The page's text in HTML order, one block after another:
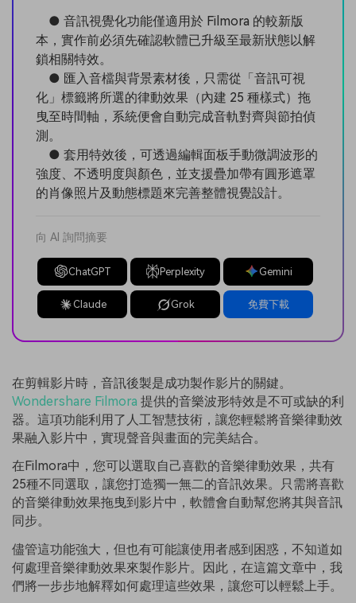
● 音訊視覺化功能僅適用於 Filmora 的較新版
本，實作前必須先確認軟體已升級至最新狀態以解
鎖相關特效。
● 匯入音檔與背景素材後，只需從「音訊可視
化」標籤將所選的律動效果（內建 25 種樣式）拖
曳至時間軸，系統便會自動完成音軌對齊與節拍偵
測。
● 套用特效後，可透過編輯面板手動微調波形的
強度、不透明度與顏色，並支援疊加帶有圓形遮罩
的肖像照片及動態標題來完善整體視覺設計。
向 AI 詢問摘要
ChatGPT Perplexity Gemini
Claude Grok 免費下載
在剪輯影片時，音訊後製是成功製作影片的關鍵。
Wondershare Filmora 提供的音樂波形特效是不可或缺的利
器。這項功能利用了人工智慧技術，讓您輕鬆將音樂律動效
果融入影片中，實現聲音與畫面的完美結合。
在Filmora中，您可以選取自己喜歡的音樂律動效果，共有
25種不同選取，讓您打造獨一無二的音訊效果。只需將喜歡
的音樂律動效果拖曳到影片中，軟體會自動幫您將其與音訊
同步。
儘管這功能強大，但也有可能讓使用者感到困惑，不知道如
何處理音樂律動效果來製作影片。因此，在這篇文章中，我
們將一步步地解釋如何處理這些效果，讓您可以輕鬆上手。